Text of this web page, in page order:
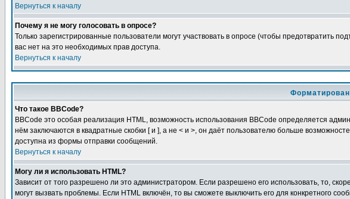
Вернуться к началу
Почему я не могу голосовать в опросе?
Только зарегистрированные пользователи могут участвовать в опросе (чтобы предотвратить
вас нет на это необходимых прав доступа.
Вернуться к началу
Что такое BBCode?
BBCode это особая реализация HTML, возможность использования BBCode определяется
нём заключаются в квадратные скобки [ и ], а не < и >, он даёт пользователю больше
доступна из формы отправки сообщений.
Вернуться к началу
Могу ли я использовать HTML?
Зависит от того разрешено ли это администратором. Если разрешено его использовать, то,
могут вызвать проблемы. Если HTML включён, то вы сможете выключить его для конкретного